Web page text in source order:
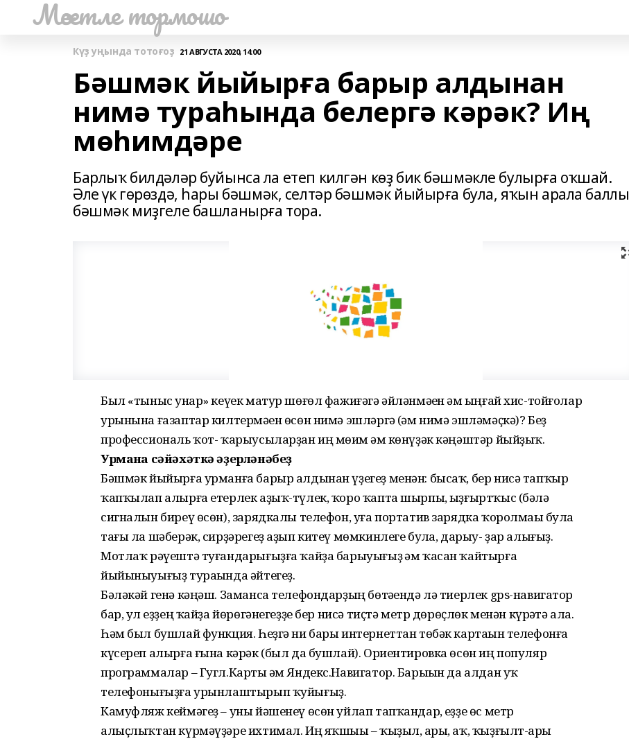
Мәсетле тормошо
Күҙ уңында тотоғоҙ 21 АВГУСТА 2020, 14:00
Бәшмәк йыйырға барыр алдынан
нимә тураһында белергә кәрәк? Иң
мөһимдәре
Барлыҡ билдәләр буйынса ла етеп килгән көҙ бик бәшмәкле булырға оҡшай.
Әле үк гөрөздә, һары бәшмәк, селтәр бәшмәк йыйырға була, яҡын арала баллы
бәшмәк миҙгеле башланырға тора.
Был «тыныс һунар» кеүек матур шөғөл фажиғәгә әйләнмәһен һәм ыңғай хис-тойғолар
урынына ғазаптар килтермәһен өсөн нимә эшләргә (һәм нимә эшләмәҫкә)? Беҙ
профессиональ ҡот- ҡарыусыларҙан иң мөһим һәм көнүҙәк кәңәштәр йыйҙыҡ.
Урманға сәйәхәткә әҙерләнәбеҙ
Бәшмәк йыйырға урманға барыр алдынан үҙегеҙ менән: бысаҡ, бер нисә тапҡыр
ҡапҡылап алырға етерлек аҙыҡ-түлек, ҡоро ҡапта шырпы, һыҙғыртҡыс (бәлә
сигналын биреү өсөн), зарядкалы телефон, уға портатив зарядка ҡоролмаһы булһа
тағы ла шәберәк, сирҙәрегеҙ аҙып китеү мөмкинлеге булһа, дарыу- ҙар алығыҙ.
Мотлаҡ рәүештә туғандарығыҙға ҡайҙа барыуығыҙ һәм ҡасан ҡайтырға
йыйыныуығыҙ тураһында әйтегеҙ.
Бәләкәй генә кәңәш. Заманса телефондарҙың бөтәһендә лә тиерлек gps-навигатор
бар, ул һеҙҙең ҡайҙа йөрөгәнегеҙҙе бер нисә тиҫтә метр дөрөҫлөк менән күрһәтә ала.
Һәм был бушлай функция. Һеҙгә ни бары интернеттан төбәк картаһын телефонға
күсереп алырға ғына кәрәк (был да бушлай). Ориентировка өсөн иң популяр
программалар – Гугл.Карты һәм Яндекс.Навигатор. Барыһын да алдан уҡ
телефонығыҙға урынлаштырып ҡуйығыҙ.
Камуфляж кеймәгеҙ – уны йәшенеү өсөн уйлап тапҡандар, һеҙҙе өс метр
алыҫлыҡтан күрмәүҙәре ихтимал. Иң яҡшыһы – ҡыҙыл, һары, аҡ, ҡыҙғылт-һары